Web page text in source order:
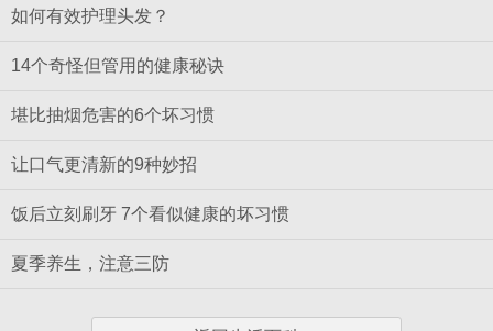
如何有效护理头发？
14个奇怪但管用的健康秘诀
堪比抽烟危害的6个坏习惯
让口气更清新的9种妙招
饭后立刻刷牙 7个看似健康的坏习惯
夏季养生，注意三防